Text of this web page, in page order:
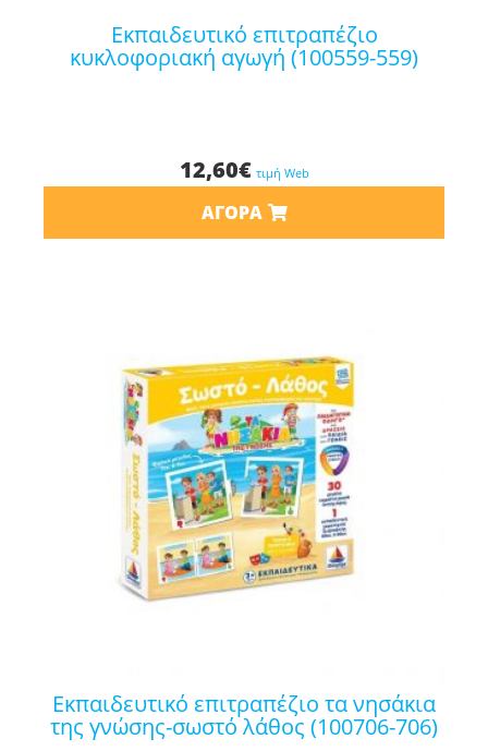
εκπαιδευτικό επιτραπέζιο
κυκλοφοριακή αγωγή (100559-559)
12,60€ τιμή Web
ΑΓΟΡΆ
εκπαιδευτικό επιτραπέζιο τα νησάκια
της γνώσης-σωστό λάθος (100706-706)